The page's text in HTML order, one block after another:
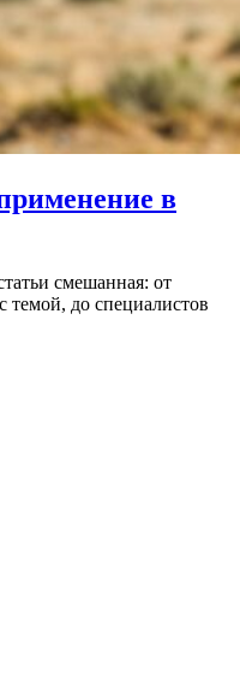
в
смешанная: от
темой, до специалистов